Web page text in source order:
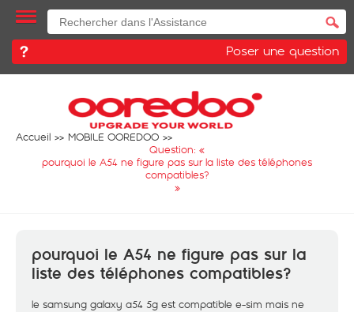
Poser une question
Accueil
MOBILE OOREDOO
Question: «
pourquoi le A54 ne figure pas sur la liste des téléphones
compatibles?
»
pourquoi le A54 ne figure pas sur la
liste des téléphones compatibles?
le samsung galaxy a54 5g est compatible e-sim mais ne